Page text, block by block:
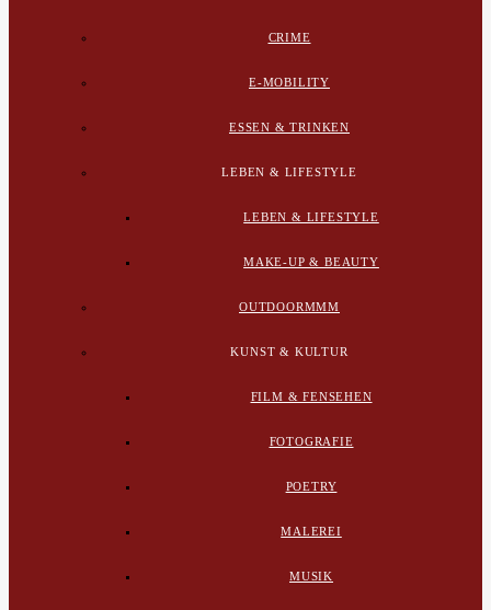
CRIME
E-MOBILITY
ESSEN & TRINKEN
LEBEN & LIFESTYLE
LEBEN & LIFESTYLE
MAKE-UP & BEAUTY
OUTDOORMMM
KUNST & KULTUR
FILM & FENSEHEN
FOTOGRAFIE
POETRY
MALEREI
MUSIK